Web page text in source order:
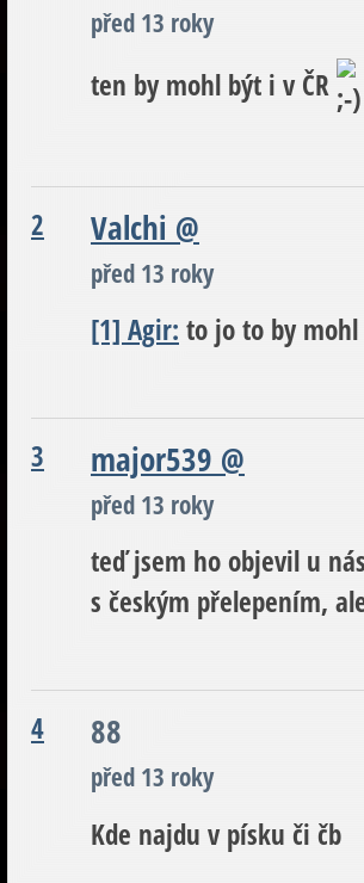
před 13 roky
ten by mohl být i v ČR
2 Valchi @
před 13 roky
[1] Agir: to jo to by
3 major539 @
před 13 roky
teď jsem ho objevil u
s českým přelepením,
4 88
před 13 roky
Kde najdu v písku či čb